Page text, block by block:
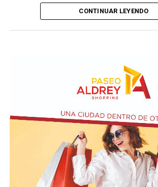
Los mandatarios y las
Además, la representación argentina
de cuatro convenios: Acuerdo de
potenciar la conectividad y el turismo;
Extradición, destinado a consolidar la
materia de justicia; acuerdo de
Pacífico de la Energía Nuclear; y la
Conjunta sobre Pesca Ilegal, No
Reglamentada (INDNR), enfocada en la
soberanía de los recursos marinos,
CONTINUAR LEYENDO